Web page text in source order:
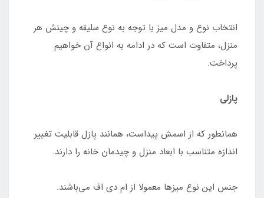
انتخاب نوع و مدل میز با توجه به نوع سلیقه و چینش هر
منزل، متفاوت است که در ادامه به انواع آن خواهیم
پرداخت.
پازلی
همانطور که از اسمش پیداست، همانند پازل قابلیت تغییر
اندازه متناسب با ابعاد منزل و چیدمان خانه را دارند.
جنس این نوع میزها معمولا از ام دی اف می‌باشند.